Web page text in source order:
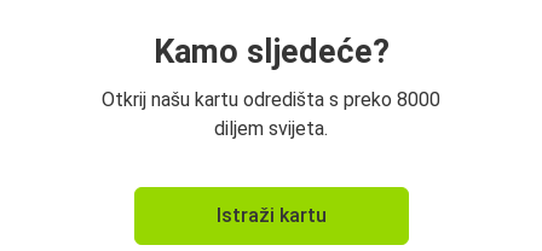
Kamo sljedeće?
Otkrij našu kartu odredišta s preko 8000
diljem svijeta.
Istraži kartu